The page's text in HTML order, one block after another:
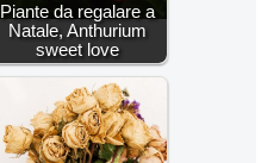
Piante da regalare a
Natale, Anthurium
sweet love